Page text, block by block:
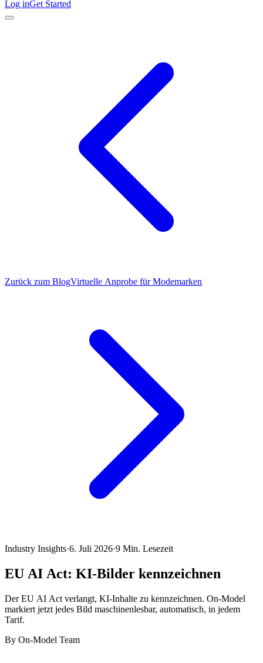
Log inGet Started
Zurück zum BlogVirtuelle Anprobe für Modemarken
Industry Insights·6. Juli 2026·9 Min. Lesezeit
EU AI Act: KI-Bilder kennzeichnen
Der EU AI Act verlangt, KI-Inhalte zu kennzeichnen. On-Model
markiert jetzt jedes Bild maschinenlesbar, automatisch, in jedem
Tarif.
By On-Model Team